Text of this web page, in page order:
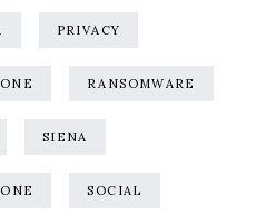
PRIVACY
RANSOMWARE
SIENA
SOCIAL